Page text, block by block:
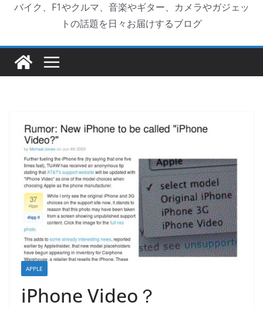
バイク、F1やクルマ、音楽やギター、カメラやガジェッ
トの話題を日々お届けするブログ
APPLE
iPhone Video？